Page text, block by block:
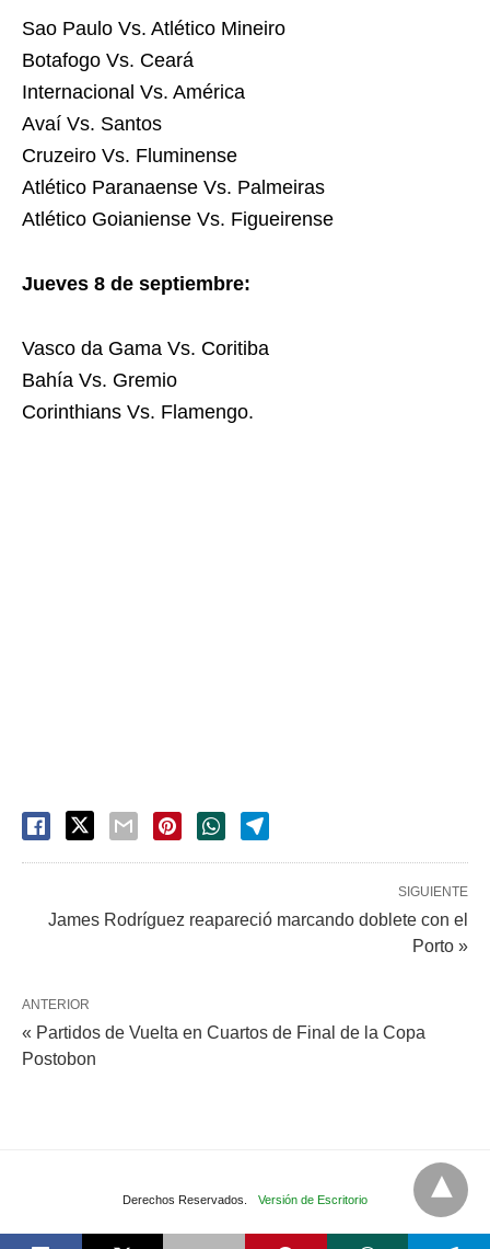
Sao Paulo Vs. Atlético Mineiro
Botafogo Vs. Ceará
Internacional Vs. América
Avaí Vs. Santos
Cruzeiro Vs. Fluminense
Atlético Paranaense Vs. Palmeiras
Atlético Goianiense Vs. Figueirense
Jueves 8 de septiembre:
Vasco da Gama Vs. Coritiba
Bahía Vs. Gremio
Corinthians Vs. Flamengo.
SIGUIENTE
James Rodríguez reapareció marcando doblete con el
Porto »
ANTERIOR
« Partidos de Vuelta en Cuartos de Final de la Copa
Postobon
Derechos Reservados. Versión de Escritorio